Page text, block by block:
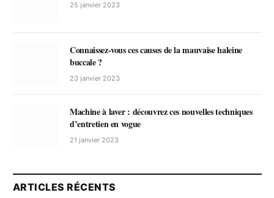
25 janvier 2023
Connaissez-vous ces causes de la mauvaise haleine
buccale ?
23 janvier 2023
Machine à laver : découvrez ces nouvelles techniques
d’entretien en vogue
21 janvier 2023
ARTICLES RÉCENTS